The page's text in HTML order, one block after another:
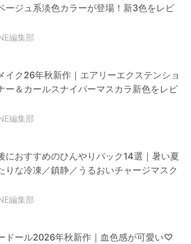
ージュ系淡色カラーが登場！新3色をレビ
編集部
イク26年秋新作｜エアリーエクステンショ
ー＆カールスナイパーマスカラ新色をレビ
編集部
におすすめのひんやりパック14選｜暑い夏
りな冷凍／鎮静／うるおいチャージマスク
編集部
ドール2026年秋新作｜血色感が可愛い♡